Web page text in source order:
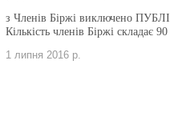
з Членів Біржі виключено
Кількість членів Біржі складає
1 липня 2016 р.